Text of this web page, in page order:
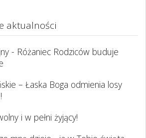
aktualności
- Różaniec Rodziców buduje
– Łaska Boga odmienia losy
i w pełni żyjący!